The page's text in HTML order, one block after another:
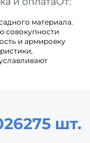
материала.
совокупности
и армировку
275 шт.